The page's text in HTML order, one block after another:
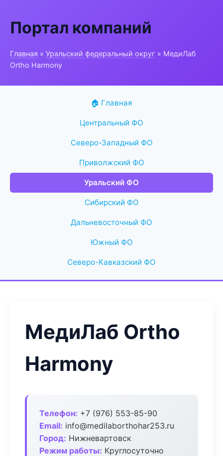
Портал компаний
Главная » Уральский федеральный округ » МедиЛаб
Ortho Harmony
🏠 Главная
Центральный ФО
Северо-Западный ФО
Приволжский ФО
Уральский ФО
Сибирский ФО
Дальневосточный ФО
Южный ФО
Северо-Кавказский ФО
МедиЛаб Ortho
Harmony
Телефон: +7 (976) 553-85-90
Email: info@medilaborthohar253.ru
Город: Нижневартовск
Режим работы: Круглосуточно